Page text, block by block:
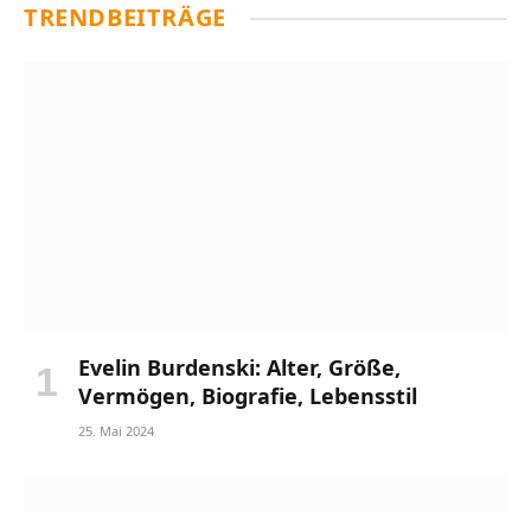
TRENDBEITRÄGE
Evelin Burdenski: Alter, Größe,
Vermögen, Biografie, Lebensstil
25. Mai 2024